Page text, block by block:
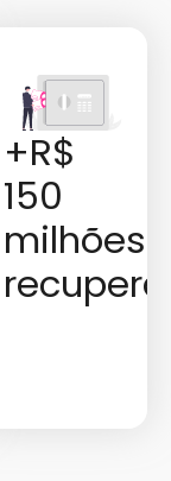
+R$
150
milhões